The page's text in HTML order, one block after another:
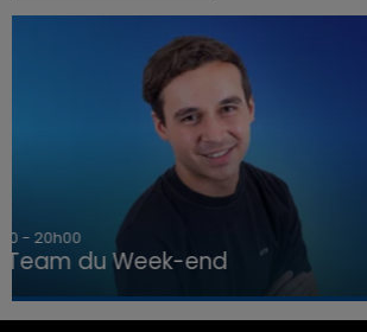
7h00 - 12h00
La Team du Week-end